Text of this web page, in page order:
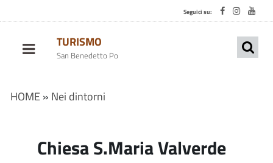
Seguici su:
TURISMO
San Benedetto Po
HOME » Nei dintorni
Chiesa S.Maria Valverde